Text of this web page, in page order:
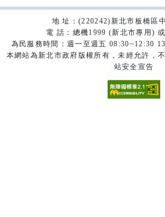
地 址：(220242)新北市板橋區
電 話：總機1999 (新北市專用)
為民服務時間：週一至週五 08:30~12:30
本網站為新北市政府版權所有，未經允許，
站安全宣告